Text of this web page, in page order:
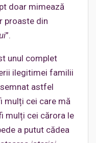
doar mimează
proaste din
”.
unul complet
ilegitimei familii
astfel
mulți cei care mă
mulți cei cărora le
a putut cădea